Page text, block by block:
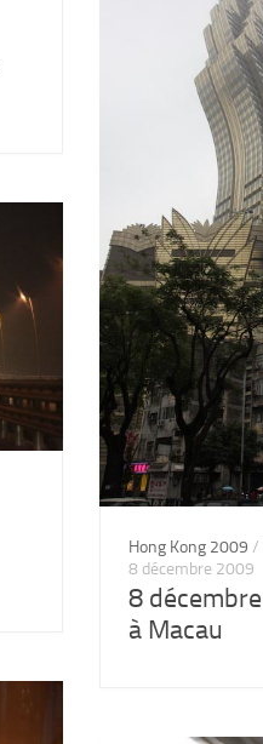
Hong Kong 2009 /
8 décembre 2009
8
à Macau